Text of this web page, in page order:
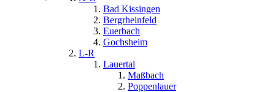
Bad Kissingen
Bergrheinfeld
Euerbach
Gochsheim
L-R
Lauertal
Maßbach
Poppenlauer